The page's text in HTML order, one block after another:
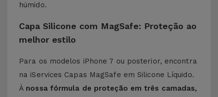
húmido.
Capa Silicone com MagSafe: Proteção ao
melhor estilo
Para os modelos iPhone 7 ou posterior, encontra
na iServices Capas MagSafe em Silicone Líquido.
À nossa fórmula de proteção em três camadas,